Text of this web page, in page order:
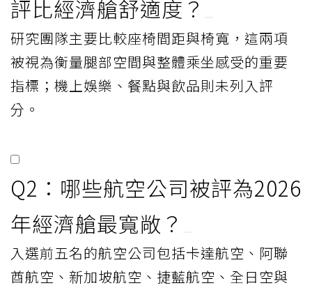
評比經濟艙舒適度？
研究團隊主要比較座椅間距與椅寬，這兩項
被視為衡量腿部空間與整體乘坐感受的重要
指標；機上娛樂、餐點與飲品則未列入評
分。
Q2：哪些航空公司被評為2026
年經濟艙最寬敞？
入選前五名的航空公司包括卡達航空、阿聯
酋航空、新加坡航空、捷藍航空、全日空與